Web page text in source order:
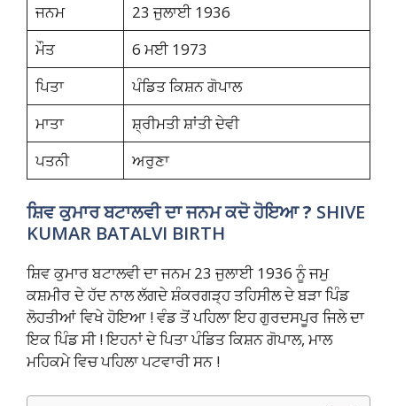
ਜਨਮ
23 ਜੁਲਾਈ 1936
ਮੌਤ
6 ਮਈ 1973
ਪਿਤਾ
ਪੰਡਿਤ ਕਿਸ਼ਨ ਗੋਪਾਲ
ਮਾਤਾ
ਸ਼੍ਰੀਮਤੀ ਸ਼ਾਂਤੀ ਦੇਵੀ
ਪਤਨੀ
ਅਰੁਣਾ
ਸ਼ਿਵ ਕੁਮਾਰ ਬਟਾਲਵੀ ਦਾ ਜਨਮ ਕਦੋ ਹੋਇਆ ? SHIVE
KUMAR BATALVI BIRTH
ਸ਼ਿਵ ਕੁਮਾਰ ਬਟਾਲਵੀ ਦਾ ਜਨਮ 23 ਜੁਲਾਈ 1936 ਨੂੰ ਜਮੁ
ਕਸ਼ਮੀਰ ਦੇ ਹੱਦ ਨਾਲ ਲੱਗਦੇ ਸ਼ੰਕਰਗੜ੍ਹ ਤਹਿਸੀਲ ਦੇ ਬੜਾ ਪਿੰਡ
ਲੋਹਤੀਆਂ ਵਿਖੇ ਹੋਇਆ ! ਵੰਡ ਤੋਂ ਪਹਿਲਾ ਇਹ ਗੁਰਦਸਪੂਰ ਜਿਲੇ ਦਾ
ਇਕ ਪਿੰਡ ਸੀ ! ਇਹਨਾਂ ਦੇ ਪਿਤਾ ਪੰਡਿਤ ਕਿਸ਼ਨ ਗੋਪਾਲ, ਮਾਲ
ਮਹਿਕਮੇ ਵਿਚ ਪਹਿਲਾ ਪਟਵਾਰੀ ਸਨ !